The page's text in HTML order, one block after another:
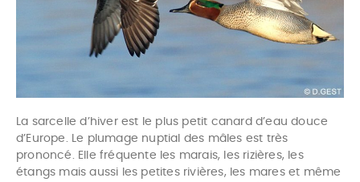
La sarcelle d’hiver est le plus petit canard d’eau douce
d’Europe. Le plumage nuptial des mâles est très
prononcé. Elle fréquente les marais, les rizières, les
étangs mais aussi les petites rivières, les mares et même